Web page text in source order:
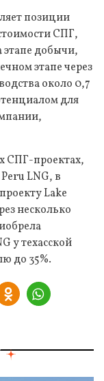
позиции
СПГ,
этапе добычи,
этапе через
около 0,7
для
СПГ-проектах,
LNG, в
Lake
несколько
у техасской
до 35%.